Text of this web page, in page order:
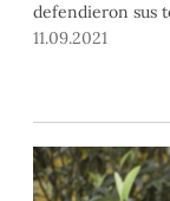
defendieron sus
Gobierno y
11.09.2021